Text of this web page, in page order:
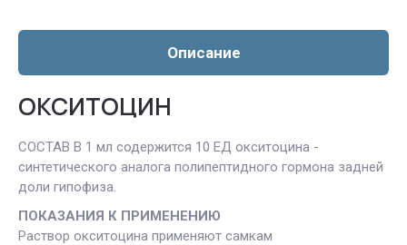
Описание
ОКСИТОЦИН
СОСТАВ В 1 мл содержится 10 ЕД окситоцина -
синтетического аналога полипептидного гормона задней
доли гипофиза.
ПОКАЗАНИЯ К ПРИМЕНЕНИЮ
Раствор окситоцина применяют самкам